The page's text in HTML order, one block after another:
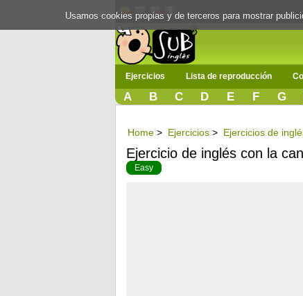
Ejercicios Lista de reproducción
A B C D E F G
Home > Ejercicios > Ejercicios de
Ejercicio de inglés con la
Easy
Usamos cookies propias y de terceros para mostrar